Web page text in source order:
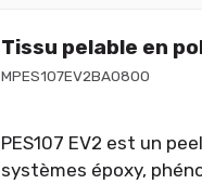
Tissu pelable en
MPES107EV2BA0800
PES107 EV2 est un
systèmes époxy,